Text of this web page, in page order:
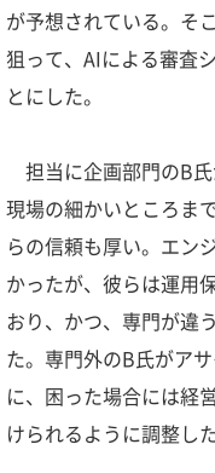
が予想されている。そ
狙って、AIによる審査
とにした。
担当に企画部門のB氏
現場の細かいところま
らの信頼も厚い。エン
かったが、彼らは運用
おり、かつ、専門が違
た。専門外のB氏がア
に、困った場合には経
けられるように調整した